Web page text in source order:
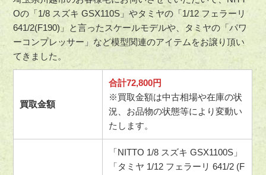
Oの「1/8 スズキ GSX110S」やタミヤの「1/12 フェラーリ
641/2(F190)」と言ったスケールモデルや、タミヤの「パワ
ーコンプレッサー」など模型関連のアイテムをお譲り頂い
てきました。
買取金額
合計72,800円
※買取金額は中古相場や在庫の状
況、お品物の状態等により変動い
たします。
「NITTO 1/8 スズキ GSX1100S」
「タミヤ 1/12 フェラーリ 641/2 (F